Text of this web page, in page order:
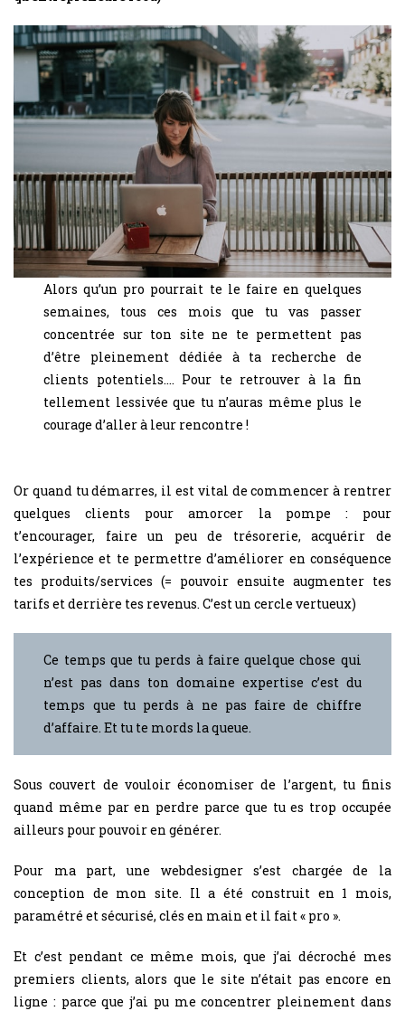
Alors qu’un pro pourrait te le faire en quelques
semaines, tous ces mois que tu vas passer
concentrée sur ton site ne te permettent pas
d’être pleinement dédiée à ta recherche de
clients potentiels…. Pour te retrouver à la fin
tellement lessivée que tu n’auras même plus le
courage d’aller à leur rencontre !
Or quand tu démarres, il est vital de commencer à rentrer
quelques clients pour amorcer la pompe : pour
t’encourager, faire un peu de trésorerie, acquérir de
l’expérience et te permettre d’améliorer en conséquence
tes produits/services (= pouvoir ensuite augmenter tes
tarifs et derrière tes revenus. C’est un cercle vertueux)
Ce temps que tu perds à faire quelque chose qui
n’est pas dans ton domaine expertise c’est du
temps que tu perds à ne pas faire de chiffre
d’affaire. Et tu te mords la queue.
Sous couvert de vouloir économiser de l’argent, tu finis
quand même par en perdre parce que tu es trop occupée
ailleurs pour pouvoir en générer.
Pour ma part, une webdesigner s’est chargée de la
conception de mon site. Il a été construit en 1 mois,
paramétré et sécurisé, clés en main et il fait « pro ».
Et c’est pendant ce même mois, que j’ai décroché mes
premiers clients, alors que le site n’était pas encore en
ligne : parce que j’ai pu me concentrer pleinement dans